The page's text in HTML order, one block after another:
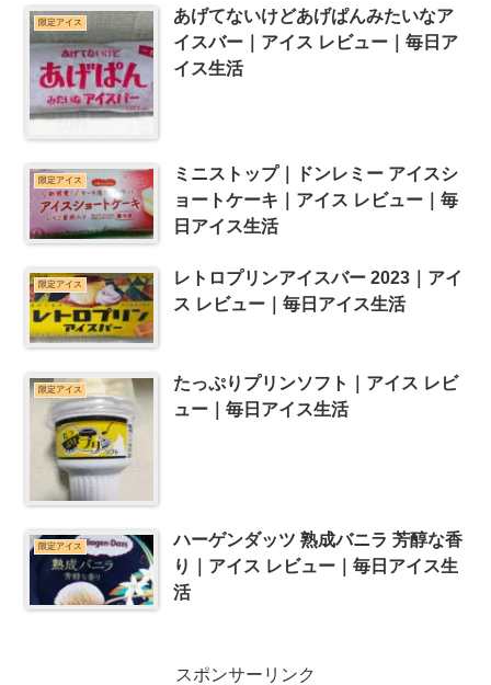
限定アイス
あげてないけどあげぱんみたいなア
イスバー｜アイス レビュー｜毎日ア
イス生活
限定アイス
ミニストップ｜ドンレミー アイスシ
ョートケーキ｜アイス レビュー｜毎
日アイス生活
限定アイス
レトロプリンアイスバー 2023｜アイ
ス レビュー｜毎日アイス生活
限定アイス
たっぷりプリンソフト｜アイス レビ
ュー｜毎日アイス生活
限定アイス
ハーゲンダッツ 熟成バニラ 芳醇な香
り｜アイス レビュー｜毎日アイス生
活
スポンサーリンク